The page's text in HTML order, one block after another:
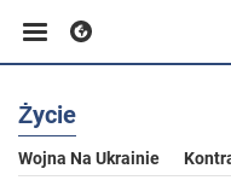
Biznes
Życie
Wojna Na Ukrainie